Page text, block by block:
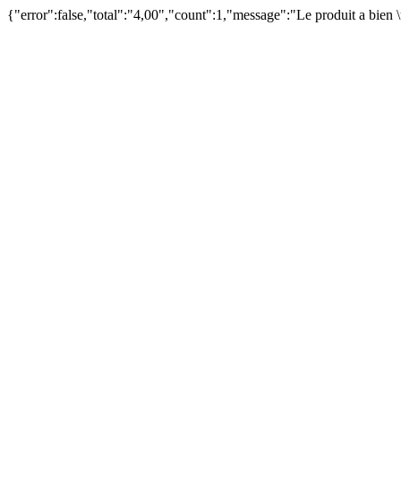
{"error":false,"total":"4,00","count":1,"message":"Le produit a bien